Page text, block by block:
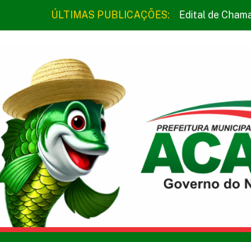
ÚLTIMAS PUBLICAÇÕES: Edital de